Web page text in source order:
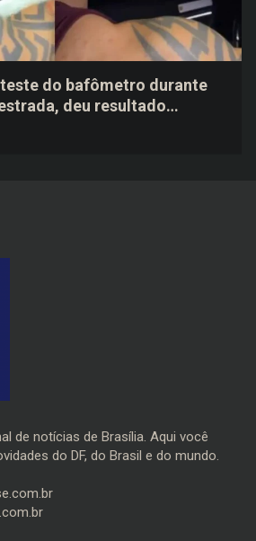
do bafômetro durante
deu resultado
o trabalho dos agentes de
de notícias de Brasília. Aqui você
do DF, do Brasil e do mundo.